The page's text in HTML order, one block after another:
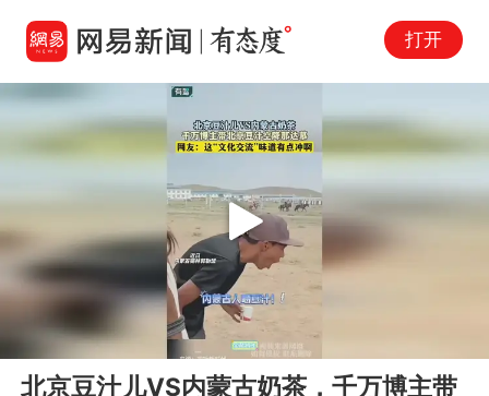
打开
00:00
Play
北京豆汁儿VS内蒙古奶茶，千万博主带